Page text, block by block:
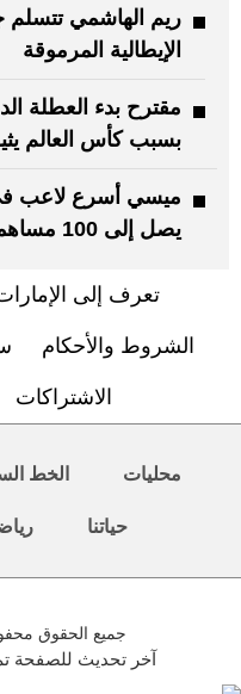
ريم الهاشمي تتسلم
الإيطالية المرموقة
مقترح بدء العطلة
بسبب كأس العالم
ميسي أسرع لاعب في
‌يصل إلى 100 مساهمة تهديفية
تعرف إلى
الشروط والأحكام
الاشتراكات
محليات الخط
حياتنا
جميع الحقوق محفوظة © 2026
آخر تحديث للصفحة تم بتاريخ: 29